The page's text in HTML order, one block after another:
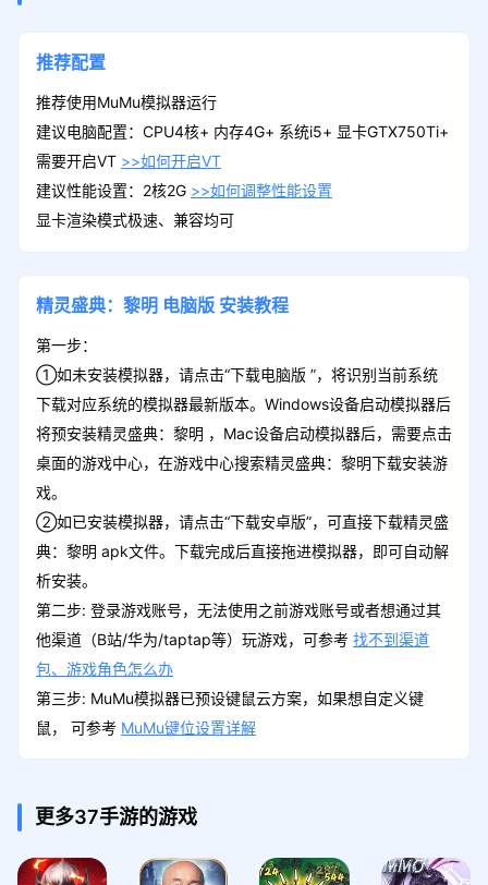
推荐配置
推荐使用MuMu模拟器运行
建议电脑配置：CPU4核+ 内存4G+ 系统i5+ 显卡GTX750Ti+
需要开启VT >>如何开启VT
建议性能设置：2核2G >>如何调整性能设置
显卡渲染模式极速、兼容均可
精灵盛典：黎明 电脑版 安装教程
第一步：
①如未安装模拟器，请点击“下载电脑版 ”，将识别当前系统
下载对应系统的模拟器最新版本。Windows设备启动模拟器后
将预安装精灵盛典：黎明 ，Mac设备启动模拟器后，需要点击
桌面的游戏中心，在游戏中心搜索精灵盛典：黎明下载安装游
戏。
②如已安装模拟器，请点击“下载安卓版”，可直接下载精灵盛
典：黎明 apk文件。下载完成后直接拖进模拟器，即可自动解
析安装。
第二步: 登录游戏账号，无法使用之前游戏账号或者想通过其
他渠道（B站/华为/taptap等）玩游戏，可参考 找不到渠道
包、游戏角色怎么办
第三步: MuMu模拟器已预设键鼠云方案，如果想自定义键
鼠， 可参考 MuMu键位设置详解
更多37手游的游戏